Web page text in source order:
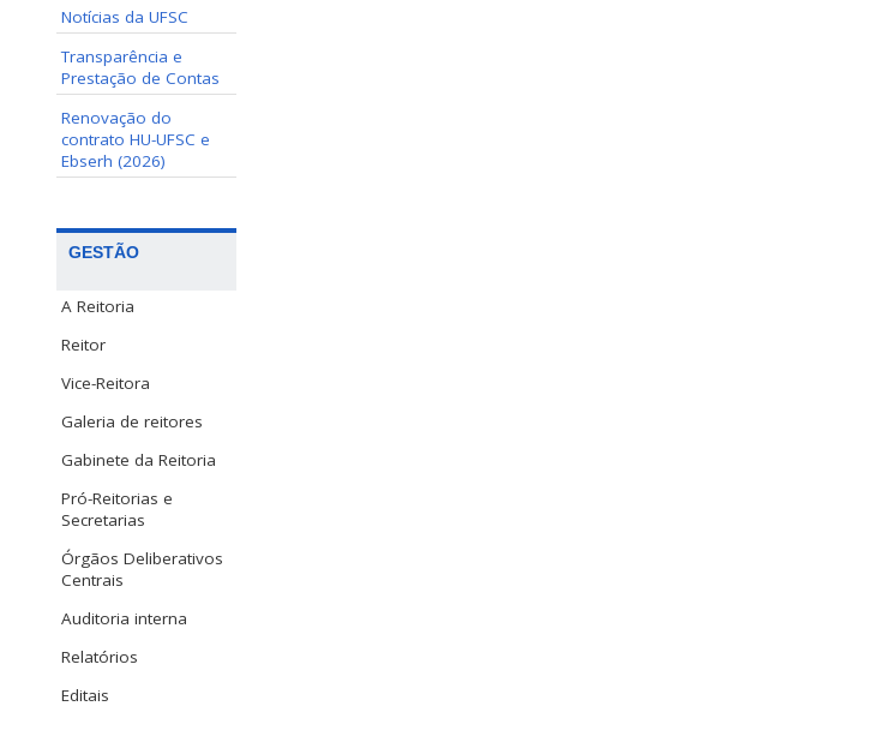
Notícias da UFSC
Transparência e
Prestação de Contas
Renovação do
contrato HU-UFSC e
Ebserh (2026)
GESTÃO
A Reitoria
Reitor
Vice-Reitora
Galeria de reitores
Gabinete da Reitoria
Pró-Reitorias e
Secretarias
Órgãos Deliberativos
Centrais
Auditoria interna
Relatórios
Editais